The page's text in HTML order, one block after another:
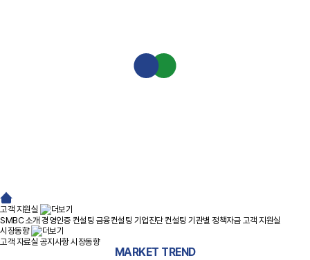
고객 지원실
SMBC 소개 경영인증 컨설팅 금융컨설팅 기업진단 컨설팅 기관별 정책자금 고객 지원실
시장동향
고객 자료실 공지사항시장동향
MARKET TREND